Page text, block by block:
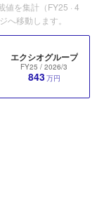
値を集計（FY25 · 4
へ移動します。
エクシオグループ
FY25 / 2026/3
843万円